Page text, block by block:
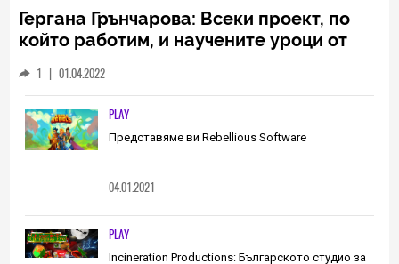
Гергана Грънчарова: Всеки проект, по
който работим, и научените уроци от
трябва да извървим като екип
1 | 01.04.2022
PLAY
Представяме ви Rebellious Software
04.01.2021
PLAY
Incineration Productions: Българското студио за